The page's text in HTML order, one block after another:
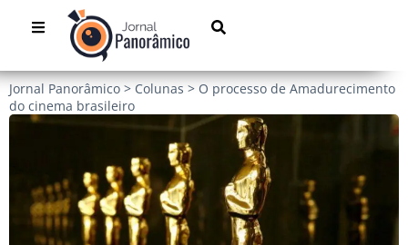
Jornal Panorâmico > Colunas > O processo de Amadurecimento
do cinema brasileiro